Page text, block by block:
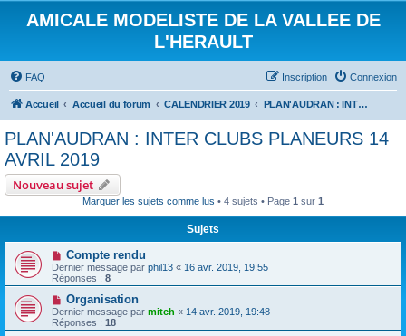
AMICALE MODELISTE DE LA VALLEE DE
L'HERAULT
FAQ Connexion
Inscription
Accueil Accueil du forum CALENDRIER 2019 PLAN'AUDRAN : INTER CLUBS PLANEURS 14 AVRIL 2019
PLAN'AUDRAN : INTER CLUBS PLANEURS 14
AVRIL 2019
Nouveau sujet
Marquer les sujets comme lus • 4 sujets • Page 1 sur 1
Sujets
Compte rendu
Dernier message par phil13 « 16 avr. 2019, 19:55
Réponses : 8
Organisation
Dernier message par mitch « 14 avr. 2019, 19:48
Réponses : 18